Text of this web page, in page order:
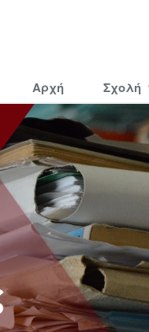
Αρχή Σχολή